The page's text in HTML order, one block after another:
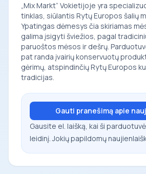
„Mix Markt“ Vokietijoje yra
tinklas, siūlantis Rytų Europos šalių
Ypatingas dėmesys čia skiriamas
galima įsigyti šviežios, pagal
paruoštos mėsos ir dešrų.
pat randa įvairių konservuotų
gėrimų, atspindinčių Rytų Europos
tradicijas.
Gauti pranešimą apie
Gausite el. laišką, kai ši
leidinį. Jokių papildomų